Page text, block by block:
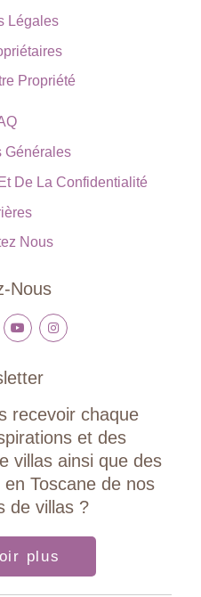
Légales
Propriété
Générales
De La Confidentialité
Nous
Nous
recevoir chaque
et des
villas ainsi que des
Toscane de nos
de villas ?
plus